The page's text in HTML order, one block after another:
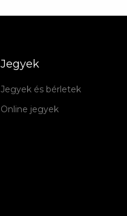
Jegyek
Jegyek és bérletek
Online jegyek